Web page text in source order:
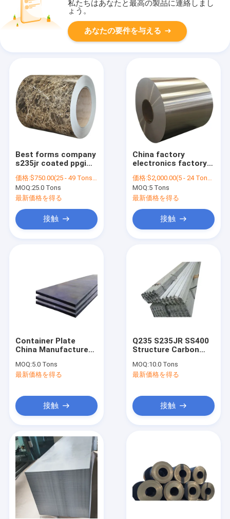
製品
お問い合わせ
私たちはあなたと最高の製品に連絡しまし
ょう。
あなたの要件を与える
Best forms company
s235jr coated ppgi
prepainted
galvanized steel coil
for roof
価格:$750.00(25 - 49 Tons) $650.00(50 - 99 Tons) $600.00(>=100 Tons)
MOQ:25.0 Tons
最新価格を得る
接触
China factory
electronics factory
h14 aluminum coil
holder
価格:$2,000.00(5 - 24 Tons) $1,800.00(25 - 49 Tons) $1,500.00(>=50 Tons)
MOQ:5 Tons
最新価格を得る
接触
Container Plate
China Manufacture
Professional Hot
Rolled Carbon Steel
MOQ:5.0 Tons
最新価格を得る
接触
Q235 S235JR SS400
Structure Carbon
Steel Bar
Construction
MOQ:10.0 Tons
最新価格を得る
接触